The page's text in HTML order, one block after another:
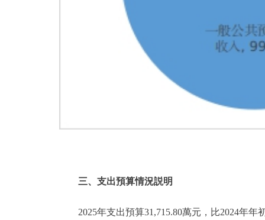
三、支出預算情況説明
2025年支出預算31,715.80萬元，比2024年年